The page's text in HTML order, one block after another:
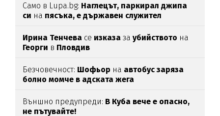
Само в Lupa.bg: Наглецът, паркирал джипа
си на пясъка, е държавен служител
Ирина Тенчева се изказазаубийството на
Георги в Пловдив
Безчовечност: Шофьор на автобус заряза
болно момче в адската жега
Външно предупреди: В Куба вече е опасно,
не пътувайте!